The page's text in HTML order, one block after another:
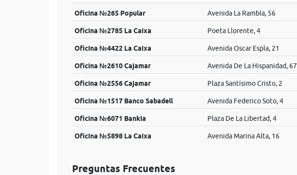
Oficina №265 Popular Avenida La Rambla, 56
Oficina №2785 La Caixa Poeta Llorente, 4
Oficina №4422 La Caixa Avenida Oscar Espla, 21
Oficina №2610 Cajamar Avenida De La Hispanidad, 67
Oficina №2556 Cajamar Plaza Santísimo Cristo, 2
Oficina №1517 Banco Sabadell Avenida Federico Soto, 4
Oficina №6071 Bankia Plaza De La Libertad, 4
Oficina №5898 La Caixa Avenida Marina Alta, 16
Preguntas Frecuentes